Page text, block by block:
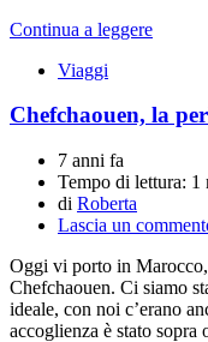
Continua a leggere
Viaggi
Chefchaouen, la
7 anni fa
Tempo di lettura: 1
di Roberta
Lascia un
Oggi vi porto in Marocco,
Chefchaouen. Ci siamo
ideale, con noi c’erano
accoglienza è stato